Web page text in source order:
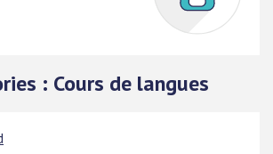
: Cours de langues